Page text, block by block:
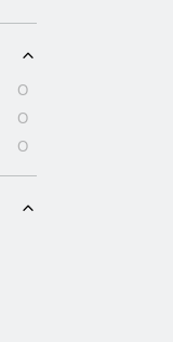
0
0
0